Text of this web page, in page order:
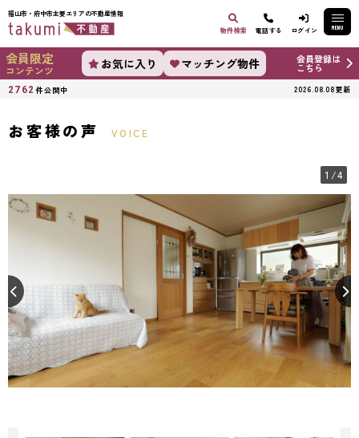
福山市・府中市主要エリアの不動産情報
物件検索
電話する ログイン MENU
会員限定
コンテンツ お気に入り マッチング物件 会員登録は
こちら
2762 件公開中 2026.08.08更新
お客様の声 VOICE
1 /4